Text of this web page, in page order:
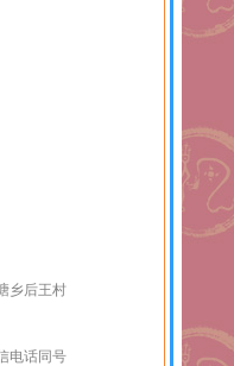
乡后王村
电话同号